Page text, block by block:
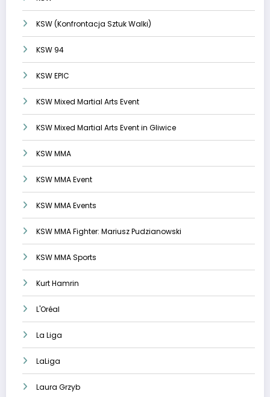
KSW (Konfrontacja Sztuk Walki)
KSW 94
KSW EPIC
KSW Mixed Martial Arts Event
KSW Mixed Martial Arts Event in Gliwice
KSW MMA
KSW MMA Event
KSW MMA Events
KSW MMA Fighter: Mariusz Pudzianowski
KSW MMA Sports
Kurt Hamrin
L'Oréal
La Liga
LaLiga
Laura Grzyb